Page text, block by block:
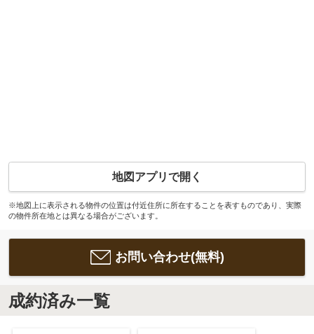
地図アプリで開く
※地図上に表示される物件の位置は付近住所に所在することを表すものであり、実際
の物件所在地とは異なる場合がございます。
お問い合わせ(無料)
成約済み一覧